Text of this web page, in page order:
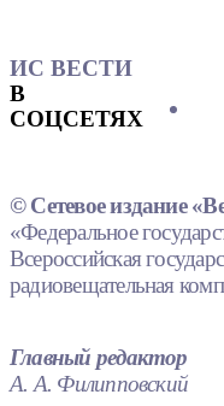
ИС ВЕСТИ
В
СОЦСЕТЯХ
© Сетевое издание
«Федеральное
Всероссийская
радиовещательная
Главный редактор
А. А. Филипповский